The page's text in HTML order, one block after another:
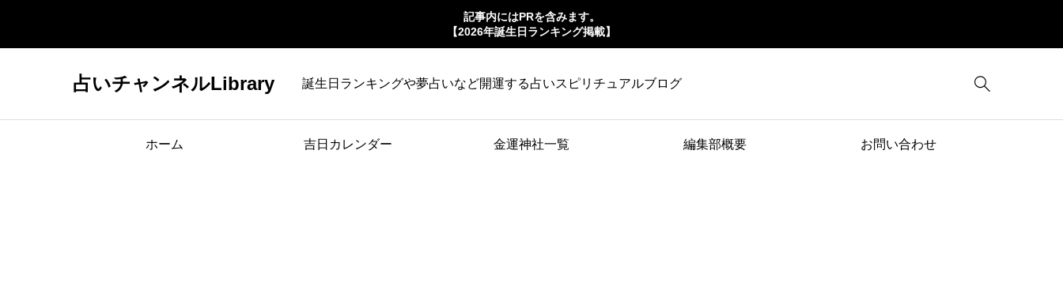
記事内にはPRを含みます。
【2026年誕生日ランキング掲載】
占いチャンネルLibrary 誕生日ランキングや夢占いなど開運する占いスピリチュアルブログ 
ホーム 吉日カレンダー 金運神社一覧 編集部概要 お問い合わせ